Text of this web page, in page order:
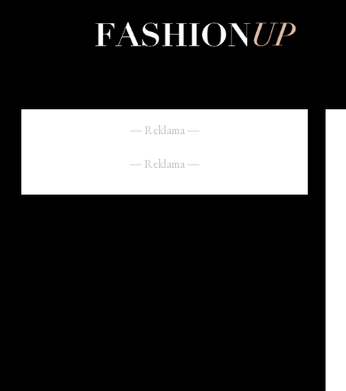
― Reklama ―
― Reklama ―